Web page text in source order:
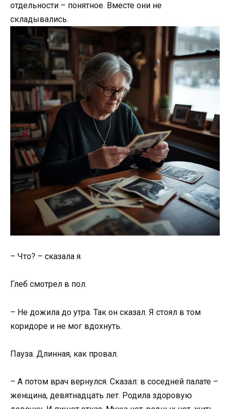
отдельности – понятное. Вместе они не
складывались.
– Что? – сказала я.
Глеб смотрел в пол.
– Не дожила до утра. Так он сказал. Я стоял в том
коридоре и не мог вдохнуть.
Пауза. Длинная, как провал.
– А потом врач вернулся. Сказал: в соседней палате –
женщина, девятнадцать лет. Родила здоровую